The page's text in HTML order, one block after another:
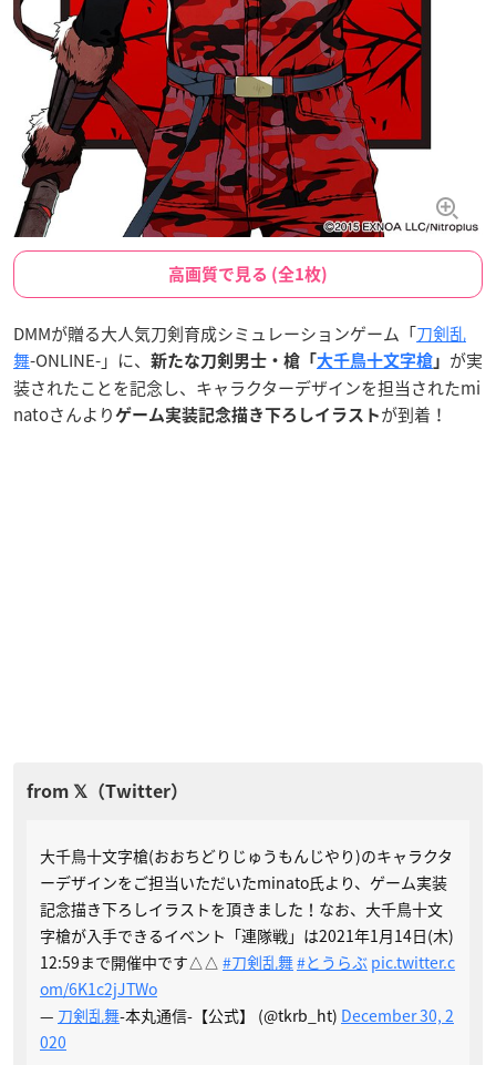
高画質で見る (全1枚)
DMMが贈る大人気刀剣育成シミュレーションゲーム「刀剣乱
舞-ONLINE-」に、 新たな刀剣男士・槍「 大千鳥十文字槍 」 が実
装されたことを記念し、キャラクターデザインを担当されたmi
natoさんより ゲーム実装記念描き下ろしイラスト が到着！
大千鳥十文字槍(おおちどりじゅうもんじやり)のキャラクタ
ーデザインをご担当いただいたminato氏より、ゲーム実装
記念描き下ろしイラストを頂きました！なお、大千鳥十文
字槍が入手できるイベント「連隊戦」は2021年1月14日(木)
12:59まで開催中です△△ #刀剣乱舞#とうらぶ pic.twitter.c
om/6K1c2jJTWo
— 刀剣乱舞-本丸通信-【公式】 (@tkrb_ht) December 30, 2
020